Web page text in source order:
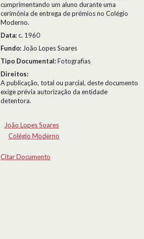
cumprimentando um aluno durante uma
cerimónia de entrega de prémios no Colégio
Moderno.
Data:c. 1960
Fundo: João Lopes Soares
Tipo Documental:Fotografias
Direitos:
A publicação, total ou parcial, deste documento
exige prévia autorização da entidade
detentora.
João Lopes Soares
Colégio Moderno
Citar Documento